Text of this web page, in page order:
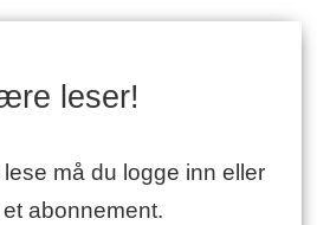
leser!
må du logge inn eller
abonnement.